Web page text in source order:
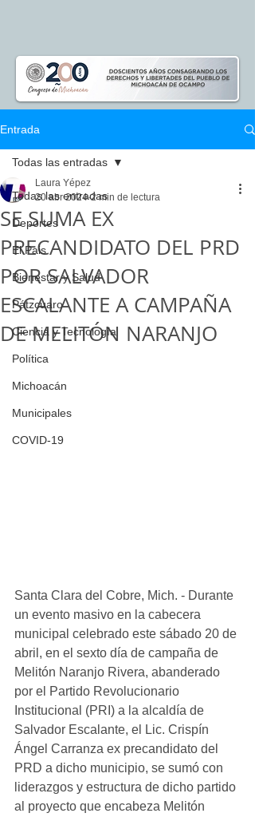
Entrada
Todas las entradas
Deportes
El Pais
Bienestar y Salud
Pátzcuaro
Ciencia y Tecnología
Política
Michoacán
Municipales
COVID-19
Todas las entradas
SE SUMA EX
PRECANDIDATO DEL PRD
POR SALVADOR
ESCALANTE A CAMPAÑA
DE MELITÓN NARANJO
Laura Yépez
20 abr 2024 2 min de lectura
Santa Clara del Cobre, Mich. - Durante
un evento masivo en la cabecera
municipal celebrado este sábado 20 de
abril, en el sexto día de campaña de
Melitón Naranjo Rivera, abanderado
por el Partido Revolucionario
Institucional (PRI) a la alcaldía de
Salvador Escalante, el Lic. Crispín
Ángel Carranza ex precandidato del
PRD a dicho municipio, se sumó con
liderazgos y estructura de dicho partido
al proyecto que encabeza Melitón